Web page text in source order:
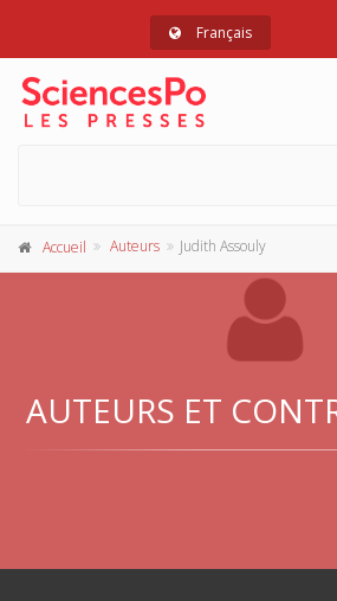
Français
Accueil Auteurs Judith Assouly
AUTEURS ET